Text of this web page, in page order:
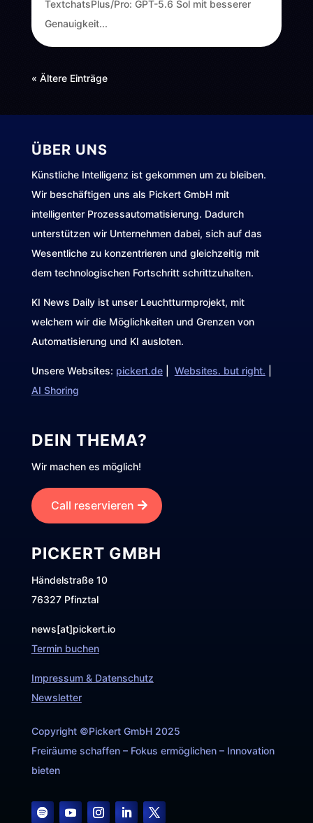
TextchatsPlus/Pro: GPT-5.6 Sol mit besserer
Genauigkeit...
« Ältere Einträge
ÜBER UNS
Künstliche Intelligenz ist gekommen um zu bleiben.
Wir beschäftigen uns als Pickert GmbH mit
intelligenter Prozessautomatisierung. Dadurch
unterstützen wir Unternehmen dabei, sich auf das
Wesentliche zu konzentrieren und gleichzeitig mit
dem technologischen Fortschritt schrittzuhalten.
KI News Daily ist unser Leuchtturmprojekt, mit
welchem wir die Möglichkeiten und Grenzen von
Automatisierung und KI ausloten.
Unsere Websites: pickert.de| Websites. but right.
AI Shoring
DEIN THEMA?
Wir machen es möglich!
Call reservieren
PICKERT GMBH
Händelstraße 10
76327 Pfinztal
news[at]pickert.io
Termin buchen
Impressum & Datenschutz
Newsletter
Copyright ©Pickert GmbH 2025
Freiräume schaffen – Fokus ermöglichen – Innovation
bieten